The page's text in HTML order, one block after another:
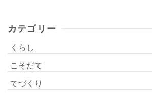
カテゴリー
くらし
こそだて
てづくり